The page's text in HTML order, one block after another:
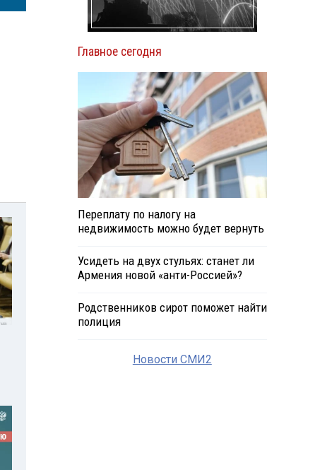
Главное сегодня
Переплату по налогу на
недвижимость можно будет вернуть
Усидеть на двух стульях: станет ли
Армения новой «анти-Россией»?
Родственников сирот поможет найти
полиция
Новости СМИ2